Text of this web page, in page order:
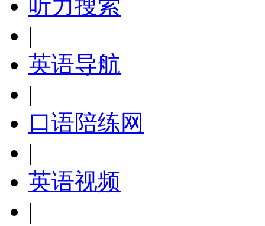
听力搜索
|
英语导航
|
口语陪练网
|
英语视频
|